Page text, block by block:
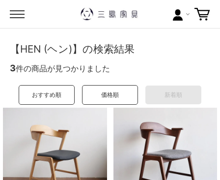
カテゴリー
ブランドから探す
問い合わせ
お買い物ガイド
ポイントについて
【HEN (ヘン)】の検索結果
3件の商品が見つかりました
おすすめ順 価格順 新着順